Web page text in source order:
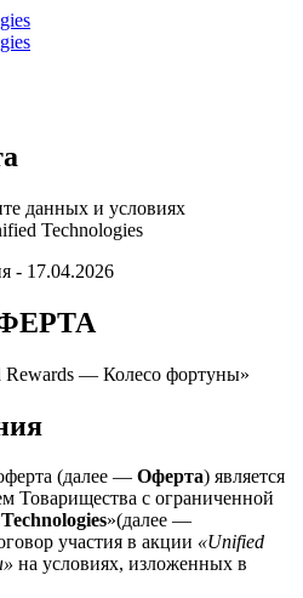
данных и условиях
Technologies
- 17.04.2026
Rewards — Колесо фортуны»
(далее — Оферта) является
Товарищества с ограниченной
»(далее —
участия в акции «Unified
на условиях, изложенных в